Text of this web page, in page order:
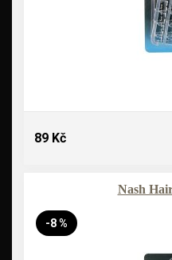
89 Kč
Nash
-8 %